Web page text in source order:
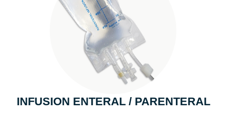
INFUSION ENTERAL / PARENTERAL